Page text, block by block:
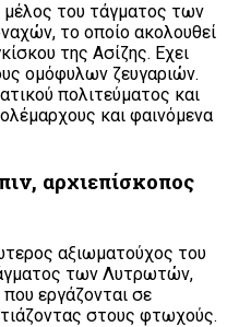
μέλος του τάγματος των
το οποίο ακολουθεί
της Ασίζης. Εχει
ομόφυλων ζευγαριών.
πολιτεύματος και
και φαινόμενα
αρχιεπίσκοπος
αξιωματούχος του
των Λυτρωτών,
εργάζονται σε
στους φτωχούς.